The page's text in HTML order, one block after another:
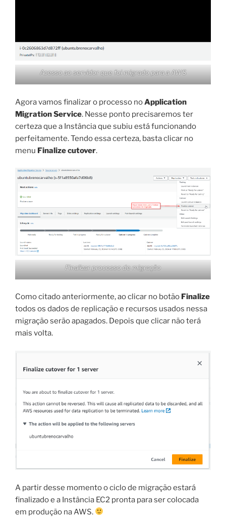
Acesso ao servidor que foi migrado para a AWS
Agora vamos finalizar o processo noApplication
Migration Service. Nesse ponto precisaremos ter
certeza que a Instância que subiu está funcionando
perfeitamente. Tendo essa certeza, basta clicar no
menu Finalize cutover.
Finalizar processo de migração
Como citado anteriormente, ao clicar no botão Finalize
todos os dados de replicação e recursos usados nessa
migração serão apagados. Depois que clicar não terá
mais volta.
A partir desse momento o ciclo de migração estará
finalizado e a Instância EC2 pronta para ser colocada
em produção na AWS.